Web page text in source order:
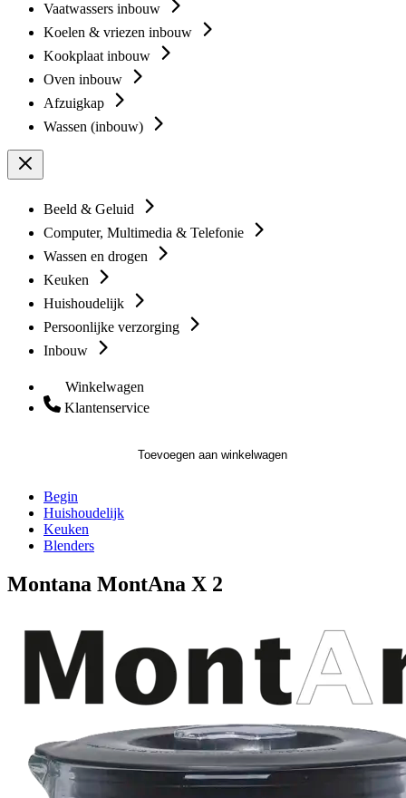
Vaatwassers inbouw
Koelen & vriezen inbouw
Kookplaat inbouw
Oven inbouw
Afzuigkap
Wassen (inbouw)
Beeld & Geluid
Computer, Multimedia & Telefonie
Wassen en drogen
Keuken
Huishoudelijk
Persoonlijke verzorging
Inbouw
Winkelwagen
Klantenservice
Toevoegen aan winkelwagen
Begin
Huishoudelijk
Keuken
Blenders
Montana MontAna X 2